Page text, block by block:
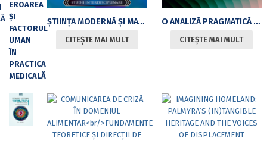
ȘTIINȚA MODERNĂ ȘI MATERIALISMUL
CITEȘTE MAI MULT
O ANALIZĂ PRAGMATICĂ ȘI SOCIOLINGVISTICĂ A ROMÂNEI DIN REPUBLICA MOLDOVA: MARCATORII DISCURSIVI
CITEȘTE MAI MULT